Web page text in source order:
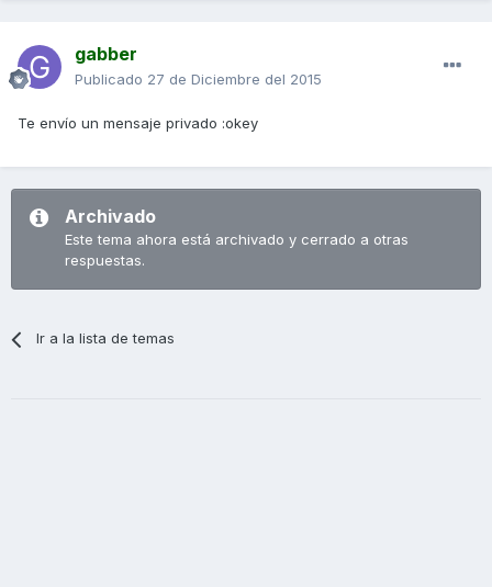
gabber
Publicado 27 de Diciembre del 2015
Te envío un mensaje privado :okey
Archivado
Este tema ahora está archivado y cerrado a otras
respuestas.
Ir a la lista de temas